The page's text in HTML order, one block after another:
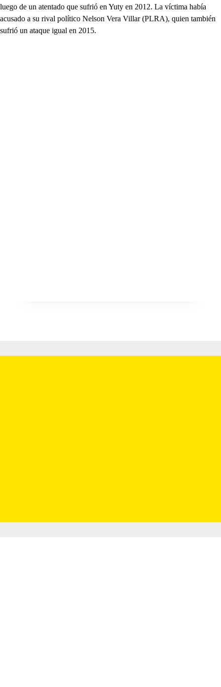
luego de un atentado que sufrió en Yuty en 2012. La víctima había
acusado a su rival político Nelson Vera Villar (PLRA), quien también
sufrió un ataque igual en 2015.